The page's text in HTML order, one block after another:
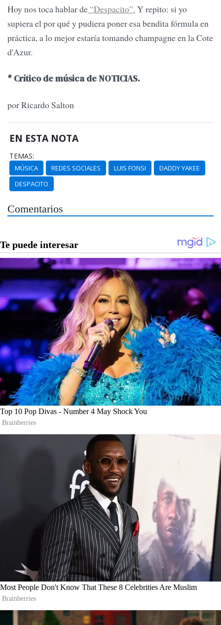
Hoy nos toca hablar de “Despacito”. Y repito: si yo
supiera el por qué y pudiera poner esa bendita fórmula en
práctica, a lo mejor estaría tomando champagne en la Cote
d'Azur.
* Crítico de música de NOTICIAS.
por Ricardo Salton
EN ESTA NOTA
TEMAS:
MÚSICA REDES SOCIALES LUIS FONSI
DADDY YAKEE
DESPACITO
Comentarios